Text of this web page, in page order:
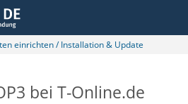
einrichten / Installation & Update
bei T-Online.de